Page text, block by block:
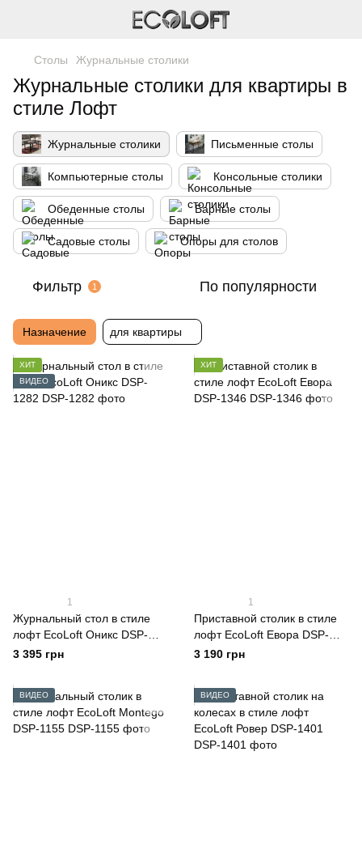
Столы Журнальные столики
Журнальные столики для квартиры в
стиле Лофт
Журнальные столики Письменные столы
Компьютерные столы Консольные столики
Обеденные столы Барные столы
Садовые столы Опоры для столов
Фильтр 1 По популярности
Назначение для квартиры
ХИТ
ВИДЕО
1
Журнальный стол в стиле
лофт EcoLoft Оникс DSP-
1282
3 395 грн
ХИТ
1
Приставной столик в стиле
лофт EcoLoft Евора DSP-
1346
3 190 грн
ВИДЕО ВИДЕО